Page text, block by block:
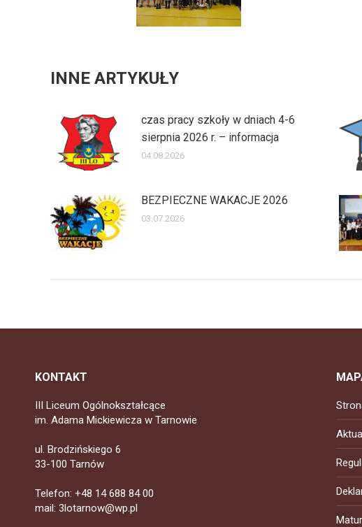
INNE ARTYKUŁY
czas pracy szkoły w dniach 4-6
sierpnia 2026 r. – informacja
04.08.2026
BEZPIECZNE WAKACJE 2026
03.07.2026
KONTAKT
III Liceum Ogólnokształcące
im. Adama Mickiewicza w Tarnowie
ul. Brodzińskiego 6
33-100 Tarnów
Telefon: +48 14 688 84 00
mail: 3lotarnow@wp.pl